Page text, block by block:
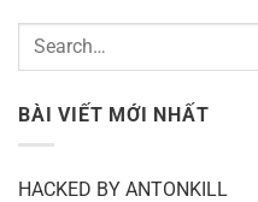
BÀI VIẾT MỚI NHẤT
HACKED BY ANTONKILL